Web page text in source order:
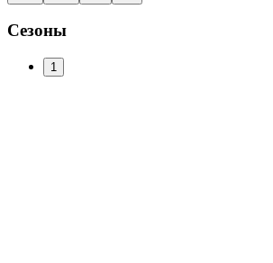
Сезоны
1